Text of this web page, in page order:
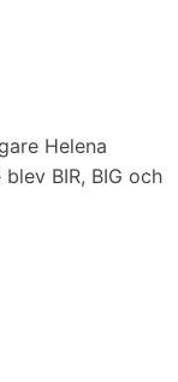
Helena
BIR, BIG och